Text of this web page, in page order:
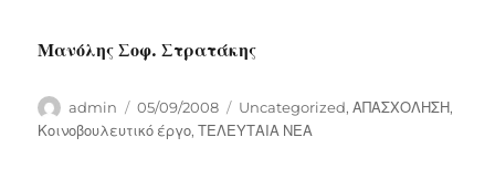
Μανόλης Σοφ. Στρατάκης
Author
admin
Posted
on
05/09/2008 Categories
Uncategorized,ΑΠΑΣΧΟΛΗΣΗ,
Κοινοβουλευτικό έργο,ΤΕΛΕΥΤΑΙΑ ΝΕΑ